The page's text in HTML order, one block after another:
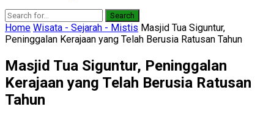
Search
Home Wisata - Sejarah - Mistis Masjid Tua Siguntur,
Peninggalan Kerajaan yang Telah Berusia Ratusan Tahun
Masjid Tua Siguntur, Peninggalan
Kerajaan yang Telah Berusia Ratusan
Tahun